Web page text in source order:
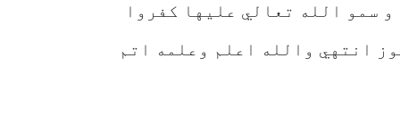
و سمو الله تعالي عليها كفروا
انتهي والله اعلم وعلمه اتم